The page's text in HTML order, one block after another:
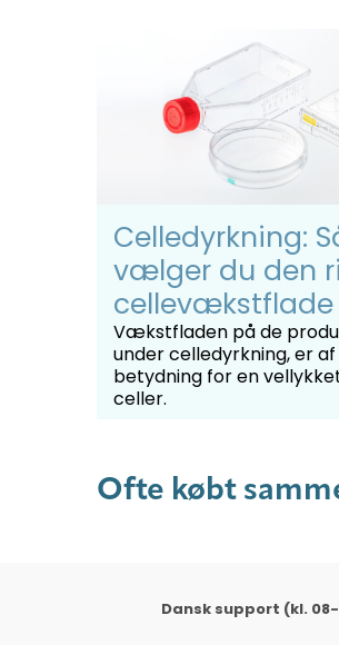
Celledyrkning:
vælger du den
cellevækstflade
Vækstfladen på de
under celledyrkning, er
betydning for en
celler.
Ofte købt
Dansk support (kl.